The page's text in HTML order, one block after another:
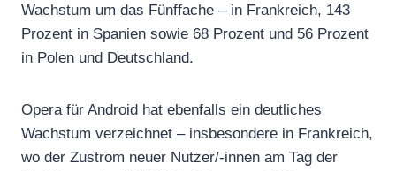
Wachstum um das Fünffache – in Frankreich, 143
Prozent in Spanien sowie 68 Prozent und 56 Prozent
in Polen und Deutschland.
Opera für Android hat ebenfalls ein deutliches
Wachstum verzeichnet – insbesondere in Frankreich,
wo der Zustrom neuer Nutzer/-innen am Tag der